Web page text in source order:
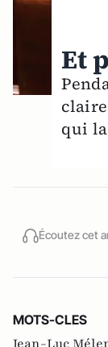
Et
qui
Écoutez cet
MOTS-CLES